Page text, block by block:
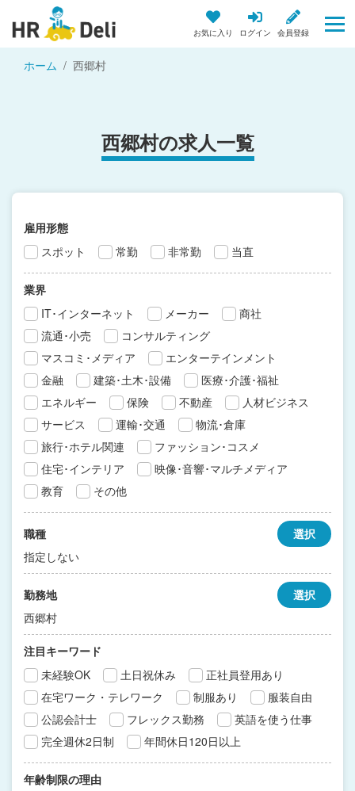
お気に入り ログイン 会員登録
ホーム 西郷村
西郷村の求人一覧
雇用形態
スポット
常勤 非常勤 当直
業界
IT･インターネット
メーカー
商社
流通･小売
コンサルティング
マスコミ･メディア
エンターテインメント
金融
建築･土木･設備
医療･介護･福祉
エネルギー
保険 不動産
人材ビジネス
サービス
運輸･交通
物流･倉庫
旅行･ホテル関連
ファッション･コスメ
住宅･インテリア
映像･音響･マルチメディア
教育
その他
職種
指定しない
選択
勤務地
西郷村
選択
注目キーワード
未経験OK
土日祝休み
正社員登用あり
在宅ワーク・テレワーク
制服あり
服装自由
公認会計士
フレックス勤務
英語を使う仕事
完全週休2日制
年間休日120日以上
年齢制限の理由